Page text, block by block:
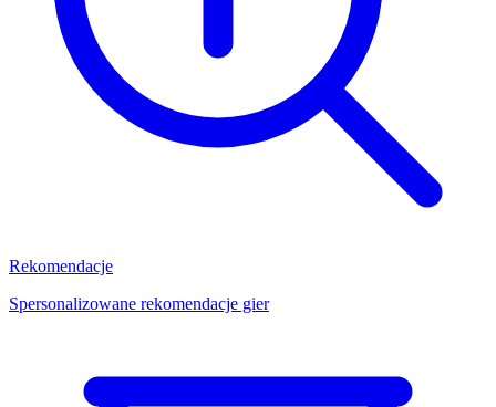
Rekomendacje
Spersonalizowane rekomendacje gier